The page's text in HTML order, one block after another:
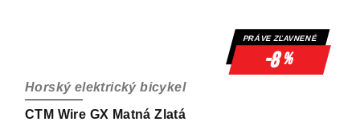
PRÁVE ZĽAVNENÉ
-8%
CTM Wire GX Matná Zlatá
Horský elektrický bicykel